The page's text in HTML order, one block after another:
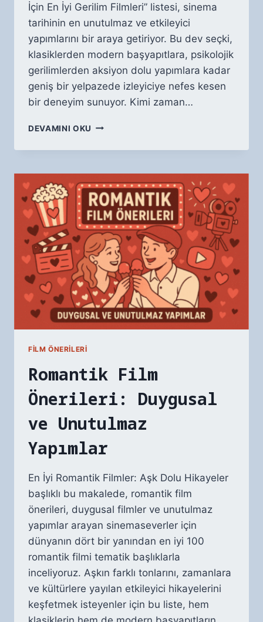
İçin En İyi Gerilim Filmleri” listesi, sinema
tarihinin en unutulmaz ve etkileyici
yapımlarını bir araya getiriyor. Bu dev seçki,
klasiklerden modern başyapıtlara, psikolojik
gerilimlerden aksiyon dolu yapımlara kadar
geniş bir yelpazede izleyiciye nefes kesen
bir deneyim sunuyor. Kimi zaman…
DEVAMINI OKU GERILIM
HEYECAN
GECE
MARATONU
FILM ÖNERILERI
Romantik Film
Önerileri: Duygusal
ve Unutulmaz
Yapımlar
En İyi Romantik Filmler: Aşk Dolu Hikayeler
başlıklı bu makalede, romantik film
önerileri, duygusal filmler ve unutulmaz
yapımlar arayan sinemaseverler için
dünyanın dört bir yanından en iyi 100
romantik filmi tematik başlıklarla
inceliyoruz. Aşkın farklı tonlarını, zamanlara
ve kültürlere yayılan etkileyici hikayelerini
keşfetmek isteyenler için bu liste, hem